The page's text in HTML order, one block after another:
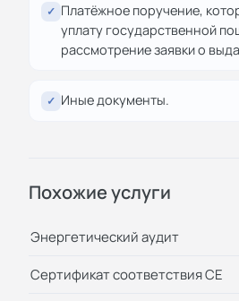
✓ Платёжное поручение,
уплату государственной
рассмотрение заявки о
✓ Иные документы.
Похожие услуги
Энергетический аудит
Сертификат соответствия СЕ